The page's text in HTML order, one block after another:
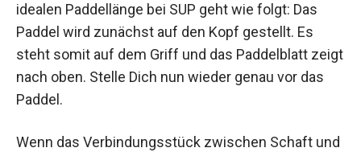
idealen Paddellänge bei SUP geht wie folgt: Das
Paddel wird zunächst auf den Kopf gestellt. Es
steht somit auf dem Griff und das Paddelblatt zeigt
nach oben. Stelle Dich nun wieder genau vor das
Paddel.
Wenn das Verbindungsstück zwischen Schaft und